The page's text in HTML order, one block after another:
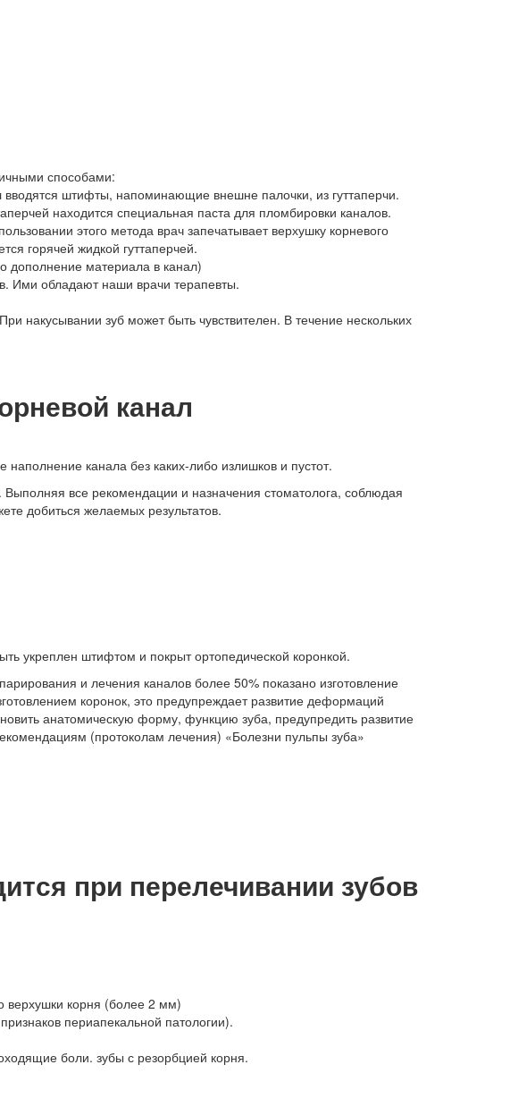
способами:
штифты, напоминающие внешне палочки, из гуттаперчи.
находится специальная паста для пломбировки каналов.
этого метода врач запечатывает верхушку корневого
горячей жидкой гуттаперчей.
дополнение материала в канал)
Ими обладают наши врачи терапевты.
накусывании зуб может быть чувствителен. В течение нескольких
канал
канала без каких-либо излишков и пустот.
все рекомендации и назначения стоматолога, соблюдая
добиться желаемых результатов.
укреплен штифтом и покрыт ортопедической коронкой.
и лечения каналов более 50% показано изготовление
коронок, это предупреждает развитие деформаций
анатомическую форму, функцию зуба, предупредить развитие
(протоколам лечения) «Болезни пульпы зуба»
при перелечивании зубов
верхушки корня (более 2 мм)
периапекальной патологии).
боли. зубы с резорбцией корня.